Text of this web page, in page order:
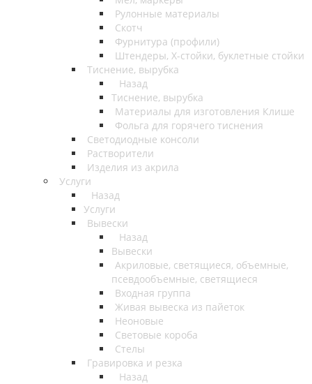
Рулонные материалы
Скотч
Фурнитура (профили)
Штендеры, Х-стойки, буклетные стойки
Тиснение, вырубка
Назад
Тиснение, вырубка
Материалы для изготовления Клише
Фольга для горячего тиснения
Светодиодные консоли
Растворители
Изделия из акрила
Услуги
Назад
Услуги
Вывески
Назад
Вывески
Акриловые, светящиеся, объемные,
псевдообъемные, светящиеся
Входная группа
Живая вывеска из пайеток
Неоновые
Световые короба
Стелы
Гравировка и резка
Назад